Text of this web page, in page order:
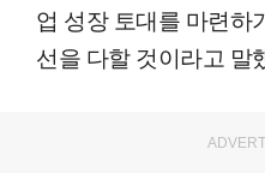
업 성장 토대를 마련하
선을 다할 것이라고 말